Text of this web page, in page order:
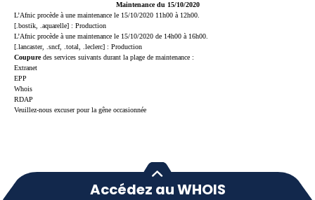
Maintenance du 15/10/2020
L’Afnic procède à une maintenance le 15/10/2020 11h00 à 12h00.
[.bostik, .aquarelle] : Production
L’Afnic procède à une maintenance le 15/10/2020 de 14h00 à 16h00.
[.lancaster, .sncf, .total, .leclerc] : Production
Coupuredes services suivants durant la plage de maintenance :
Extranet
EPP
Whois
RDAP
Veuillez-nous excuser pour la gêne occasionnée
Accédez au WHOIS